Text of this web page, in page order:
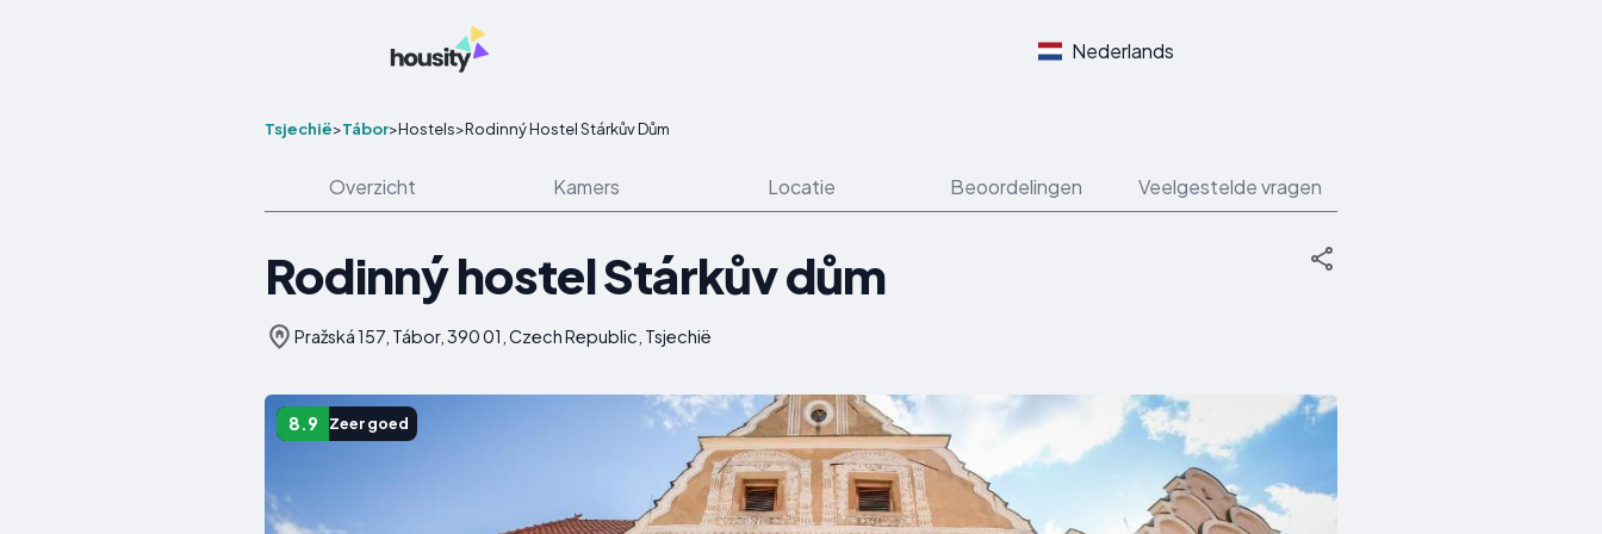
Nederlands
Tsjechië>Tábor>Hostels>Rodinný Hostel Stárkův Dům
Overzicht Kamers Locatie Beoordelingen Veelgestelde vragen
Rodinný hostel Stárkův dům
Pražská 157, Tábor, 390 01, Czech Republic, Tsjechië
8.9 Zeer goed